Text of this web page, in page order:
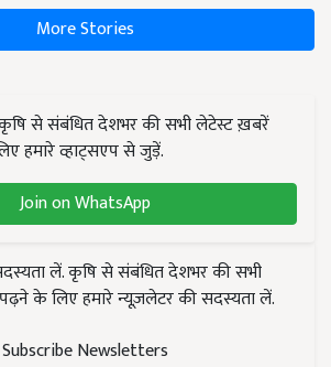
More Stories
से संबंधित देशभर की सभी लेटेस्ट ख़बरें
हमारे व्हाट्सएप से जुड़ें.
Join on WhatsApp
लें. कृषि से संबंधित देशभर की सभी
के लिए हमारे न्यूज़लेटर की सदस्यता लें.
Subscribe Newsletters